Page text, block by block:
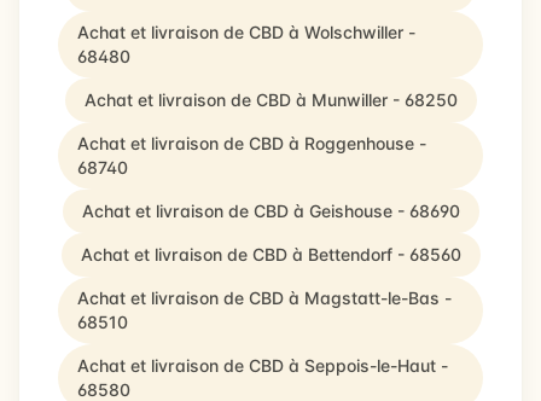
Achat et livraison de CBD à Wolschwiller -
68480
Achat et livraison de CBD à Munwiller - 68250
Achat et livraison de CBD à Roggenhouse -
68740
Achat et livraison de CBD à Geishouse - 68690
Achat et livraison de CBD à Bettendorf - 68560
Achat et livraison de CBD à Magstatt-le-Bas -
68510
Achat et livraison de CBD à Seppois-le-Haut -
68580